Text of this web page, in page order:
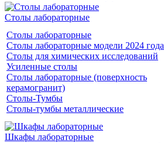
Столы лабораторные
Столы лабораторные
Столы лабораторные модели 2024 года
Столы для химических исследований
Усиленные столы
Столы лабораторные (поверхность
керамогранит)
Столы-Тумбы
Столы-тумбы металлические
Шкафы лабораторные